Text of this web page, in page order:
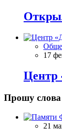
17
Центр
Прошу слова
21